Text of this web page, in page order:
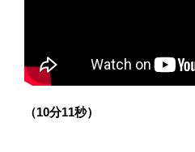
（10分11秒）